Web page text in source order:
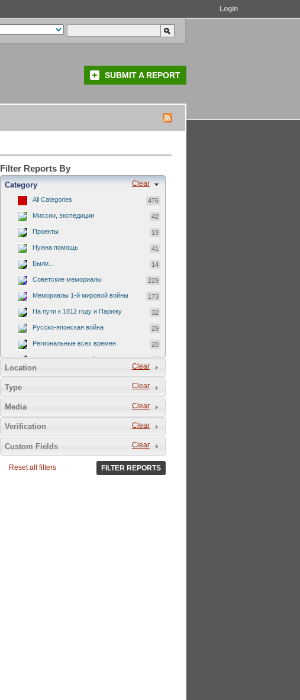
Login
SUBMIT A REPORT
Filter Reports By
Clear
Category
All Categories 476
Миссии, экспедиции 42
Проекты 19
Нужна помощь 41
Были... 14
Советские мемориалы 229
Мемориалы 1-й мировой войны 173
На пути к 1812 году и Парижу 32
Русско-японская война 29
Региональные всех времен 20
Русско-турецкая война 1877-1878 7
Clear
Location
Clear
Type
Clear
Media
Clear
Verification
Clear
Custom Fields
Reset all filters FILTER REPORTS